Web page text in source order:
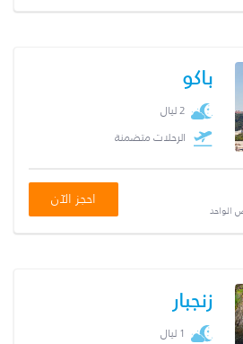
باكو
2 ليال
الرحلات متضمنة
الواحد
احجز الآن
زنجبار
1 ليال